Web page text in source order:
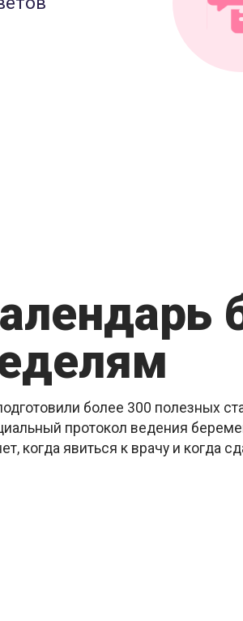
более 300 полезных
протокол ведения
когда явиться к врачу и когда